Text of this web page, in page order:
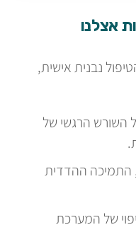
אצלנו
נבנית אישית,
השורש הרגשי של
התמיכה ההדדית
של המערכת